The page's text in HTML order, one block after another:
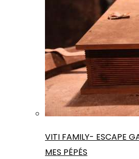
VITI FAMILY- ESCAPE
MES PÉPÉS